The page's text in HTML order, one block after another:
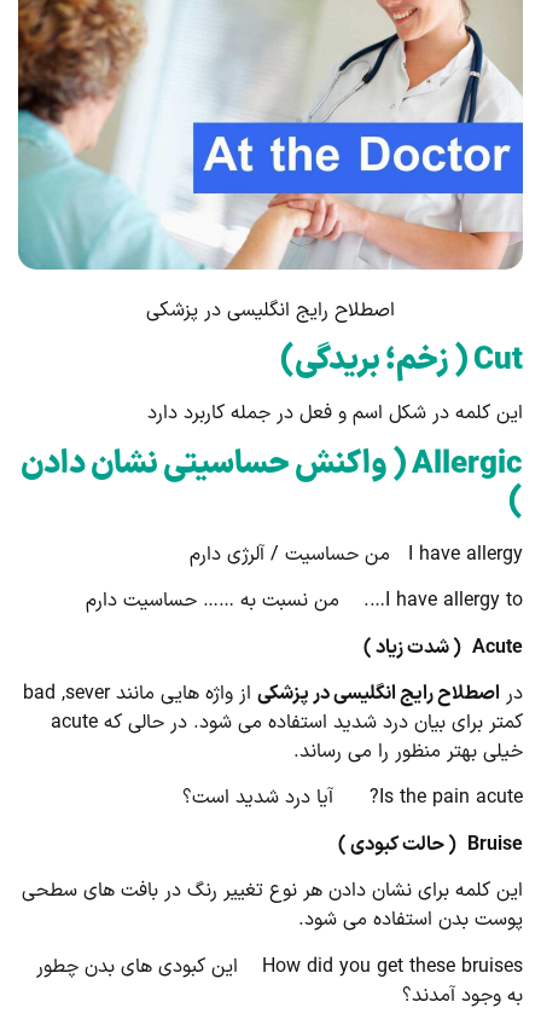
اصطلاح رایج انگلیسی در پزشکی
Cut( زخم؛ بریدگی)
این کلمه در شکل اسم و فعل در جمله کاربرد دارد
Allergic( واکنش حساسیتی نشان دادن
)
I have allergy من حساسیت / آلرژی دارم
I have allergy to…. من نسبت به …… حساسیت دارم
Acute ( شدت زیاد )
در اصطلاح رایج انگلیسی در پزشکی
از واژه هایی مانند bad ,sever
کمتر برای بیان درد شدید استفاده می شود. در حالی که acute
خیلی بهتر منظور را می رساند.
Is the pain acute? آیا درد شدید است؟
Bruise ( حالت کبودی )
این کلمه برای نشان دادن هر نوع تغییر رنگ در بافت های سطحی
پوست بدن استفاده می شود.
How did you get these bruises این کبودی های بدن چطور
به وجود آمدند؟